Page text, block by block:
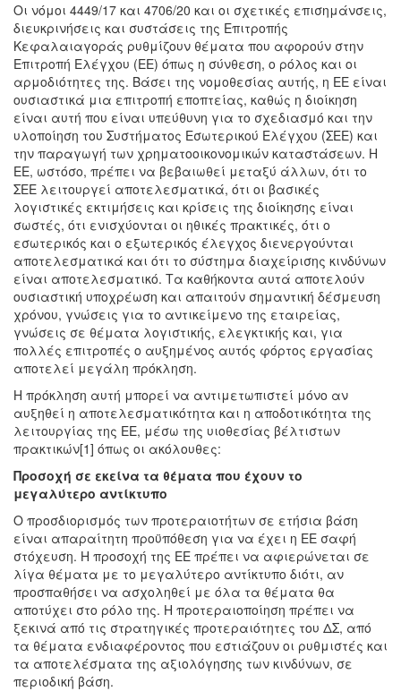
Oι νόμοι 4449/17 και 4706/20 και οι σχετικές επισημάνσεις,
διευκρινήσεις και συστάσεις της Επιτροπής
Κεφαλαιαγοράς ρυθμίζουν θέματα που αφορούν στην
Επιτροπή Ελέγχου (ΕΕ) όπως η σύνθεση, ο ρόλος και οι
αρμοδιότητες της. Βάσει της νομοθεσίας αυτής, η EE είναι
ουσιαστικά μια επιτροπή εποπτείας, καθώς η διοίκηση
είναι αυτή που είναι υπεύθυνη για το σχεδιασμό και την
υλοποίηση του Συστήματος Εσωτερικού Ελέγχου (ΣΕΕ) και
την παραγωγή των χρηματοοικονομικών καταστάσεων. Η
ΕΕ, ωστόσο, πρέπει να βεβαιωθεί μεταξύ άλλων, ότι το
ΣΕΕ λειτουργεί αποτελεσματικά, ότι οι βασικές
λογιστικές εκτιμήσεις και κρίσεις της διοίκησης είναι
σωστές, ότι ενισχύονται οι ηθικές πρακτικές, ότι ο
εσωτερικός και ο εξωτερικός έλεγχος διενεργούνται
αποτελεσματικά και ότι το σύστημα διαχείρισης κινδύνων
είναι αποτελεσματικό. Τα καθήκοντα αυτά αποτελούν
ουσιαστική υποχρέωση και απαιτούν σημαντική δέσμευση
χρόνου, γνώσεις για το αντικείμενο της εταιρείας,
γνώσεις σε θέματα λογιστικής, ελεγκτικής και, για
πολλές επιτροπές ο αυξημένος αυτός φόρτος εργασίας
αποτελεί μεγάλη πρόκληση.
Η πρόκληση αυτή μπορεί να αντιμετωπιστεί μόνο αν
αυξηθεί η αποτελεσματικότητα και η αποδοτικότητα της
λειτουργίας της ΕΕ, μέσω της υιοθεσίας βέλτιστων
πρακτικών[1] όπως οι ακόλουθες:
Προσοχή σε εκείνα τα θέματα που έχουν το
μεγαλύτερο αντίκτυπο
Ο προσδιορισμός των προτεραιοτήτων σε ετήσια βάση
είναι απαραίτητη προϋπόθεση για να έχει η ΕΕ σαφή
στόχευση. Η προσοχή της ΕΕ πρέπει να αφιερώνεται σε
λίγα θέματα με το μεγαλύτερο αντίκτυπο διότι, αν
προσπαθήσει να ασχοληθεί με όλα τα θέματα θα
αποτύχει στο ρόλο της. H προτεραιοποίηση πρέπει να
ξεκινά από τις στρατηγικές προτεραιότητες του ΔΣ, από
τα θέματα ενδιαφέροντος που εστιάζουν οι ρυθμιστές και
τα αποτελέσματα της αξιολόγησης των κινδύνων, σε
περιοδική βάση.